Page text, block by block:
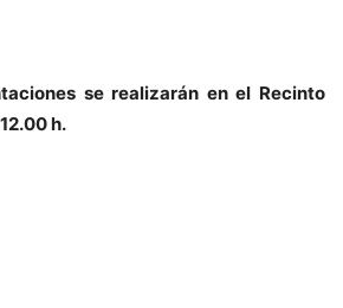
se realizarán en el Recinto
h.